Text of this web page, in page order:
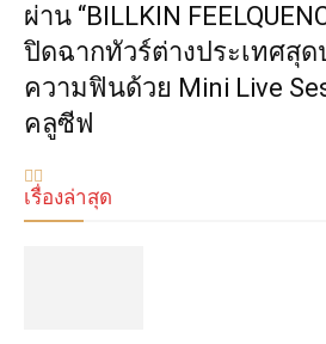
ผ่าน “BILLKIN
ปิดฉากทัวร์ต่างประเทศสุด
ความฟินด้วย Mini Live
คลูซีฟ
เรื่องล่าสุด